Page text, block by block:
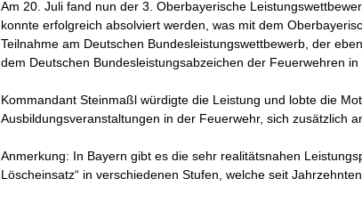
Am 20. Juli fand nun der 3. Oberbayerische
konnte erfolgreich absolviert werden, was mit dem
Teilnahme am Deutschen Bundesleistungswettbewerb, der
dem Deutschen Bundesleistungsabzeichen der Feuerwehren
Kommandant Steinmaßl würdigte die Leistung und lobte die
Ausbildungsveranstaltungen in der Feuerwehr, sich zusätzlich
Anmerkung: In Bayern gibt es die sehr realitätsnahen
Löscheinsatz“ in verschiedenen Stufen, welche seit